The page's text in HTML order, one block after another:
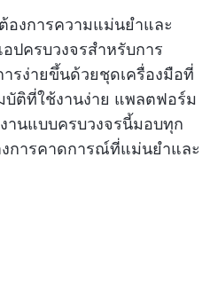
งการความแม่นยำและ
อปครบวงจรสำหรับการ
รง่ายขึ้นด้วยชุดเครื่องมือที่
ติที่ใช้งานง่าย แพลตฟอร์ม
านแบบครบวงจรนี้มอบทุก
การคาดการณ์ที่แม่นยำและ